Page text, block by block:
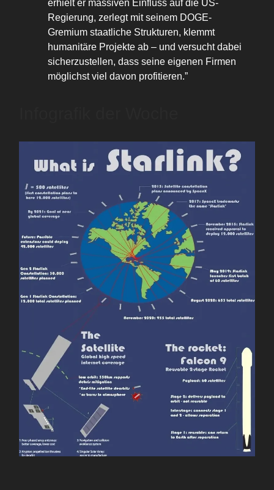
erhielt er massiven Einfluss auf die US-
Regierung, zerlegt mit seinem DOGE-
Gremium staatliche Strukturen, klemmt
humanitäre Projekte ab – und versucht dabei
sicherzustellen, dass seine eigenen Firmen
möglichst viel davon profitieren.”